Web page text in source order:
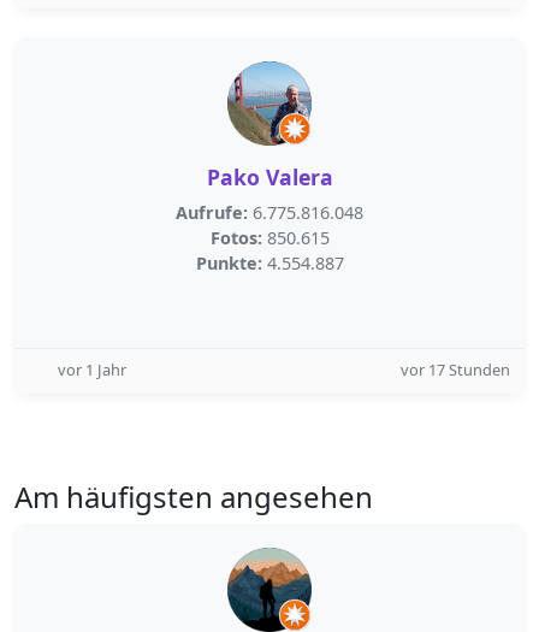
Pako Valera
Aufrufe: 6.775.816.048
Fotos: 850.615
Punkte: 4.554.887
vor 1 Jahr vor 17 Stunden
Am häufigsten angesehen